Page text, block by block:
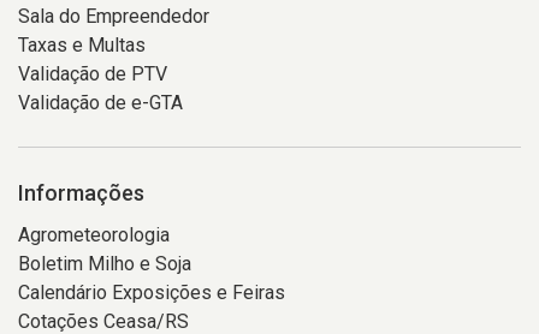
Sala do Empreendedor
Taxas e Multas
Validação de PTV
Validação de e-GTA
Informações
Agrometeorologia
Boletim Milho e Soja
Calendário Exposições e Feiras
Cotações Ceasa/RS